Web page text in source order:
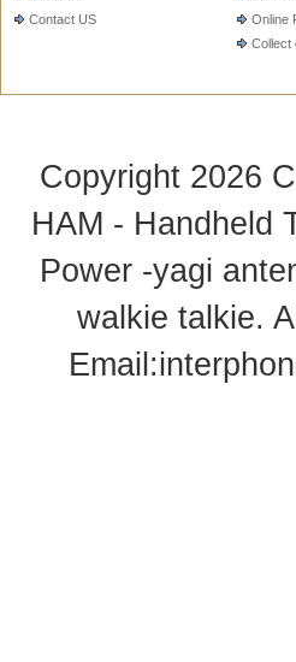
Contact US
Online
Collect
Copyright 2026
HAM - Handheld
Power -yagi
walkie talkie.
Email: